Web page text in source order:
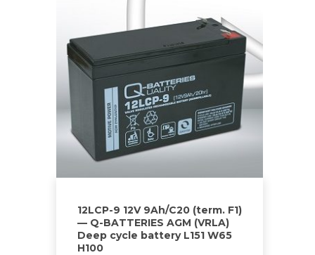
12LCP-9 12V 9Ah/C20 (term. F1)
— Q-BATTERIES AGM (VRLA)
Deep cycle battery L151 W65
H100